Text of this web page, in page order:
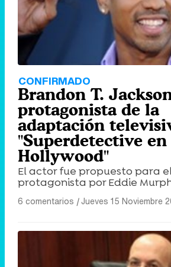
CONFIRMADO
Brandon T.
protagonista de la
adaptación
"Superdetective en
Hollywood"
El actor fue propuesto para
protagonista por Eddie
6 comentarios |Jueves 15 Noviembre